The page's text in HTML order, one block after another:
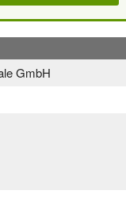
GmbH